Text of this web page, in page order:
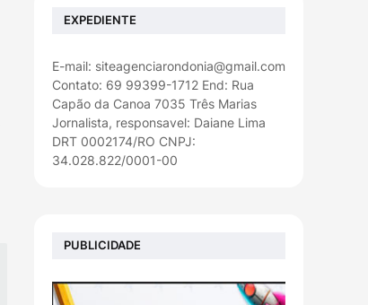
EXPEDIENTE
E-mail: siteagenciarondonia@gmail.com
Contato: 69 99399-1712 End: Rua
Capão da Canoa 7035 Três Marias
Jornalista, responsavel: Daiane Lima
DRT 0002174/RO CNPJ:
34.028.822/0001-00
PUBLICIDADE